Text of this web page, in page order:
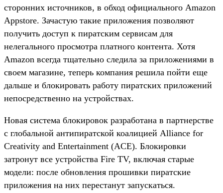
сторонних источников, в обход официального Amazon
Appstore. Зачастую такие приложения позволяют
получить доступ к пиратским сервисам для
нелегального просмотра платного контента. Хотя
Amazon всегда тщательно следила за приложениями в
своем магазине, теперь компания решила пойти еще
дальше и блокировать работу пиратских приложений
непосредственно на устройствах.
Новая система блокировок разработана в партнерстве
с глобальной антипиратской коалицией Alliance for
Creativity and Entertainment (ACE). Блокировки
затронут все устройства Fire TV, включая старые
модели: после обновления прошивки пиратские
приложения на них перестанут запускаться.